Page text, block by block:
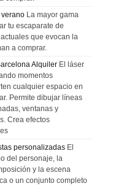
La mayor gama
tu escaparate de
que evocan la
a comprar.
Alquiler El láser
momentos
cualquier espacio en
Permite dibujar líneas
ventanas y
Crea efectos
personalizadas El
del personaje, la
y la escena
o un conjunto completo